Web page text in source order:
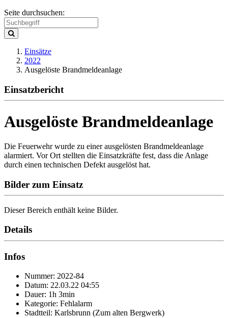
Seite durchsuchen:
Einsätze
2022
Ausgelöste Brandmeldeanlage
Einsatzbericht
Ausgelöste Brandmeldeanlage
Die Feuerwehr wurde zu einer ausgelösten Brandmeldeanlage
alarmiert. Vor Ort stellten die Einsatzkräfte fest, dass die Anlage
durch einen technischen Defekt ausgelöst hat.
Bilder zum Einsatz
Dieser Bereich enthält keine Bilder.
Details
Infos
Nummer: 2022-84
Datum: 22.03.22 04:55
Dauer: 1h 3min
Kategorie: Fehlalarm
Stadtteil: Karlsbrunn (Zum alten Bergwerk)